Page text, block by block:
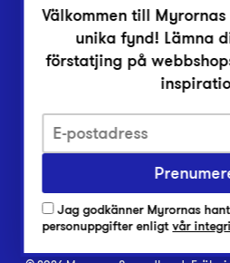
Integritetsskyddspolicy
Har du frågor om onlineköp, leverans
Har du frågor om vår verksamhet?
Vanliga frågor om Myrorna
Välkommen till
unika fynd! Lämna
förstatjing på
Jag godkänner Myrornas
personuppgifter enligtvår